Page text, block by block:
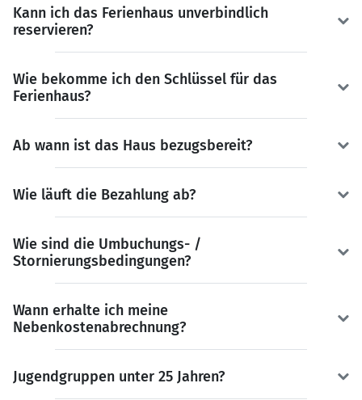
Kann ich das Ferienhaus unverbindlich
reservieren?
Wie bekomme ich den Schlüssel für das
Ferienhaus?
Ab wann ist das Haus bezugsbereit?
Wie läuft die Bezahlung ab?
Wie sind die Umbuchungs- /
Stornierungsbedingungen?
Wann erhalte ich meine
Nebenkostenabrechnung?
Jugendgruppen unter 25 Jahren?